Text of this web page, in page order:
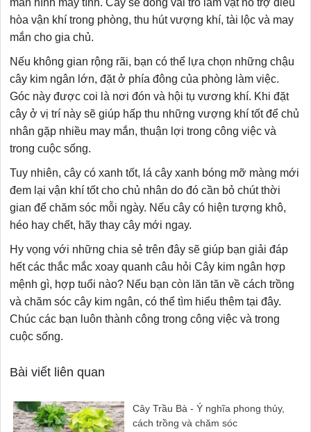
hòa vận khí trong phòng, thu hút vượng khí, tài lộc và may
mắn cho gia chủ.
Nếu không gian rộng rãi, bạn có thể lựa chọn những chậu
cây kim ngân lớn, đặt ở phía đông của phòng làm việc.
Góc này được coi là nơi đón và hội tụ vương khí. Khi đặt
cây ở vị trí này sẽ giúp hấp thu những vượng khí tốt để chủ
nhân gặp nhiều may mắn, thuận lợi trong công việc và
trong cuộc sống.
Tuy nhiên, cây có xanh tốt, lá cây xanh bóng mỡ màng mới
đem lại vận khí tốt cho chủ nhân do đó cần bỏ chút thời
gian để chăm sóc mỗi ngày. Nếu cây có hiện tượng khô,
héo hay chết, hãy thay cây mới ngay.
Hy vọng với những chia sẻ trên đây sẽ giúp bạn giải đáp
hết các thắc mắc xoay quanh câu hỏi Cây kim ngân hợp
mệnh gì, hợp tuổi nào? Nếu bạn còn lăn tăn về cách trồng
và chăm sóc cây kim ngân, có thể tìm hiểu thêm tại đây.
Chúc các bạn luôn thành công trong công việc và trong
cuộc sống.
Bài viết liên quan
Cây Trầu Bà - Ý nghĩa phong thủy,
cách trồng và chăm sóc